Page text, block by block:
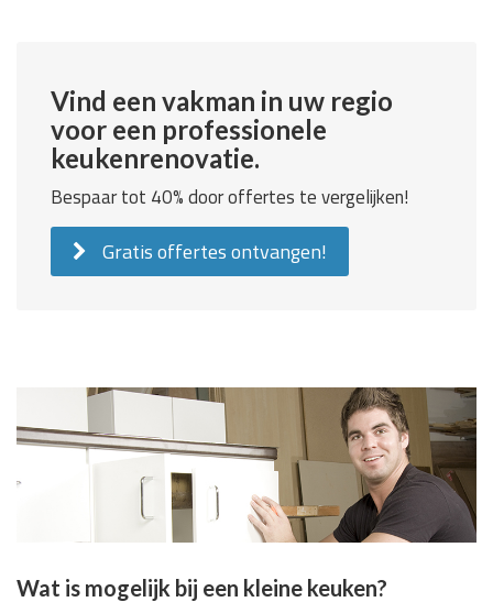
Vind een vakman in uw regio
voor een professionele
keukenrenovatie.
Bespaar tot 40% door offertes te vergelijken!
Gratis offertes ontvangen!
Wat is mogelijk bij een kleine keuken?